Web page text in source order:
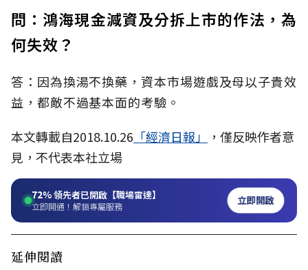
問：鴻海現金減資及分拆上市的作法，為
何失效？
答：因為換湯不換藥，資本市場遊戲及母以子貴效
益，都敵不過基本面的考驗。
本文轉載自2018.10.26 「經濟日報」
，僅反映作者意
見，不代表本社立場
72%領先者已開啟【職場雷達】
立即開通！解鎖專屬服務 立即開啟
延伸閱讀